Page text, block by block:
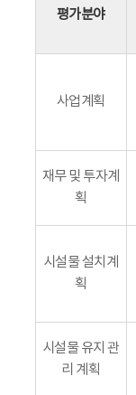
평가분야
사업계획
재무 및 투자계
획
시설물 설치계
획
시설물 유지 관
리 계획